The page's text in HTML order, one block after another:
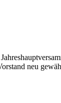
neu